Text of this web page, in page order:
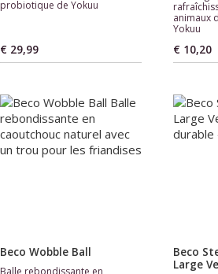
probiotique de Yokuu
€ 29,99
animaux
Yokuu
€ 10,20
Beco Wobble Ball
Beco
Large